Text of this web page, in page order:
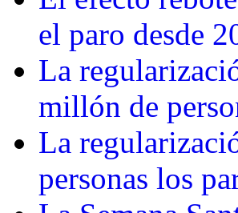
el paro desde
La
millón de
La
personas los